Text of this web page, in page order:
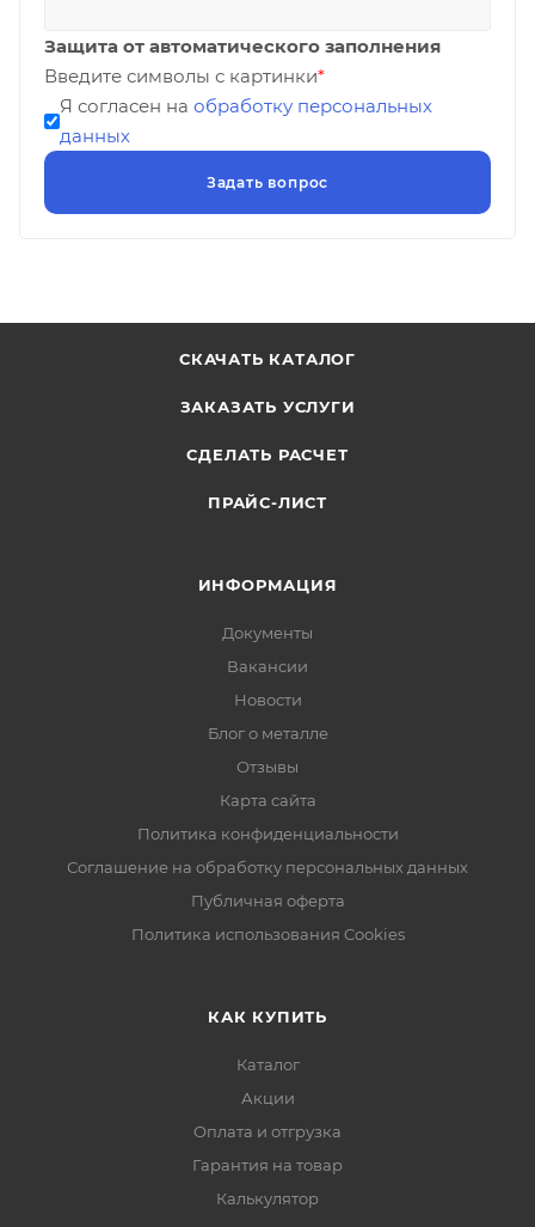
Защита от автоматического заполнения
Введите символы с картинки*
Я согласен на обработку персональных
данных
СКАЧАТЬ КАТАЛОГ
ЗАКАЗАТЬ УСЛУГИ
СДЕЛАТЬ РАСЧЕТ
ПРАЙС-ЛИСТ
ИНФОРМАЦИЯ
Документы
Вакансии
Новости
Блог о металле
Отзывы
Карта сайта
Политика конфиденциальности
Соглашение на обработку персональных данных
Публичная оферта
Политика использования Cookies
КАК КУПИТЬ
Каталог
Акции
Оплата и отгрузка
Гарантия на товар
Калькулятор